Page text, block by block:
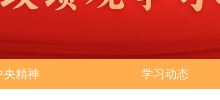
央精神 学习动态